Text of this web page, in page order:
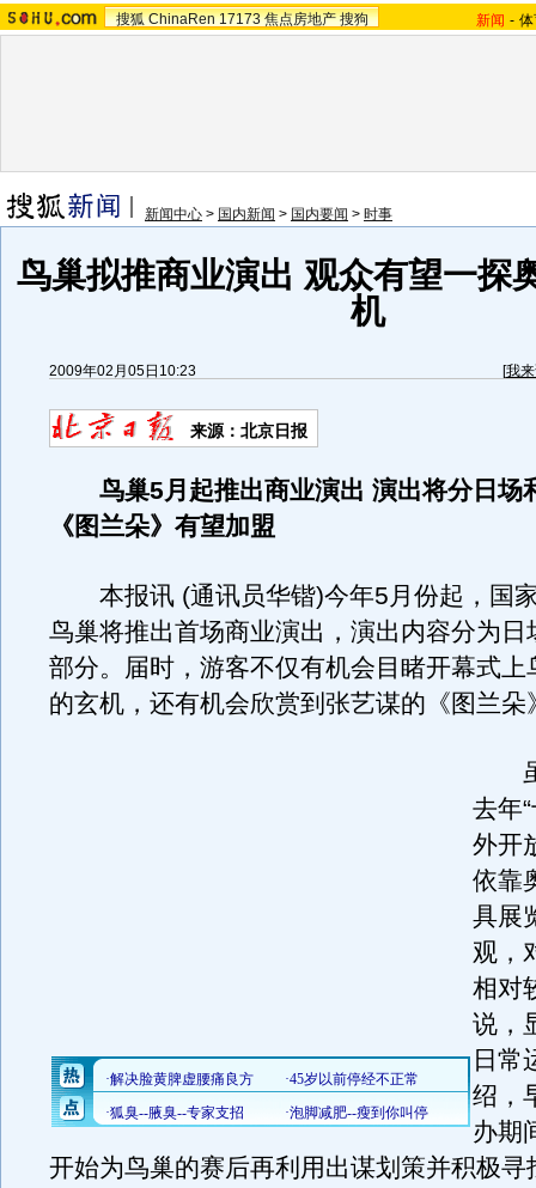
搜狐 ChinaRen 17173 焦点房地产 搜狗 新闻 -
新闻中心 > 国内新闻 > 国内要闻 > 时事
鸟巢拟推商业演出 观众有望一探
机
2009年02月05日10:23 [我
来源：北京日报
鸟巢5月起推出商业演出 演出将分日场
《图兰朵》有望加盟
本报讯 (通讯员华锴)今年5月份起，国
鸟巢将推出首场商业演出，演出内容分为日
部分。届时，游客不仅有机会目睹开幕式上
的玄机，还有机会欣赏到张艺谋的《图兰朵
虽
去年
外开
依靠
具展
观，
相对
说，
日常
绍，
办期
开始为鸟巢的赛后再利用出谋划策并积极寻